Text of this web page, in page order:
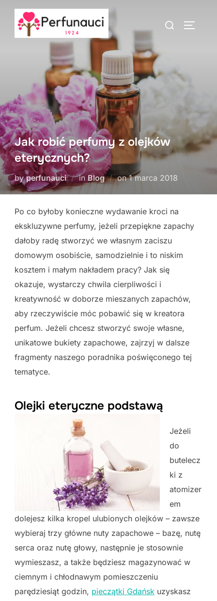
Skip
Search
Jak robić perfumy z olejków
eterycznych?
byperfunauci inBlog onPosted
1 marca 2018
Po co byłoby konieczne wydawanie kroci na
ekskluzywne perfumy, jeżeli przepiękne zapachy
dałoby radę stworzyć we własnym zaciszu
domowym osobiście, samodzielnie i to niskim
kosztem i małym nakładem pracy? Jak się
okazuje, wystarczy chwila cierpliwości i
kreatywność w doborze mieszanych zapachów,
aby rzeczywiście móc pobawić się w kreatora
perfum. Jeżeli chcesz stworzyć swoje własne,
unikatowe bukiety zapachowe, zajrzyj w dalsze
fragmenty naszego poradnika poświęconego tej
tematyce.
Olejki eteryczne podstawą
Jeżeli
do
butelecz
ki z
atomizer
em
dolejesz kilka kropel ulubionych olejków – zawsze
wybieraj trzy główne nuty zapachowe – bazę, nutę
serca oraz nutę głowy, następnie je stosownie
wymieszasz, a także będziesz magazynować w
ciemnym i chłodnawym pomieszczeniu
parędziesiąt godzin, pieczątki Gdańsk uzyskasz